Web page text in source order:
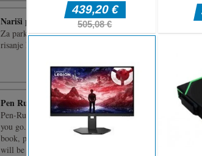
Nariši park
Za parkiranje vsakega avtomobila narišite črte do
risanje kliknite ali tapnite
Pen Run Online
Pen-Run-Online is an interesting arcade game. Have you
you go. Slide to run the pen on the table. Collect other
book, pen container, and another. When you arrive at the
will be take in the [...]